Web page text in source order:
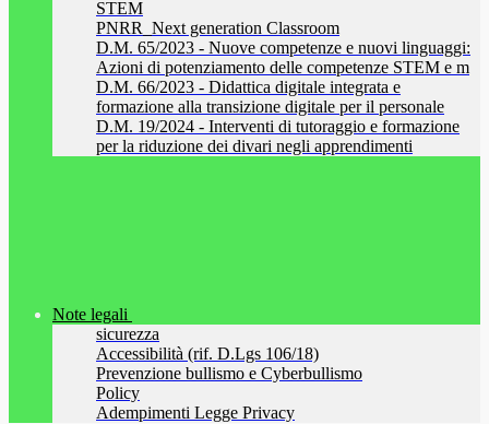
STEM
PNRR_Next generation Classroom
D.M. 65/2023 - Nuove competenze e nuovi linguaggi:
Azioni di potenziamento delle competenze STEM e m
D.M. 66/2023 - Didattica digitale integrata e
formazione alla transizione digitale per il personale
D.M. 19/2024 - Interventi di tutoraggio e formazione
per la riduzione dei divari negli apprendimenti
Note legali
sicurezza
Accessibilità (rif. D.Lgs 106/18)
Prevenzione bullismo e Cyberbullismo
Policy
Adempimenti Legge Privacy